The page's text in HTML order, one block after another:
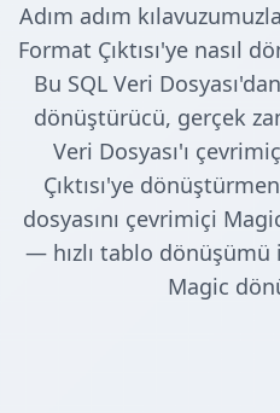
Adım adım
Format Çıktısı'ye nasıl
Bu SQL Veri
dönüştürücü, gerçek
Veri Dosyası'ı
Çıktısı'ye
dosyasını çevrimiçi
— hızlı tablo
Magic